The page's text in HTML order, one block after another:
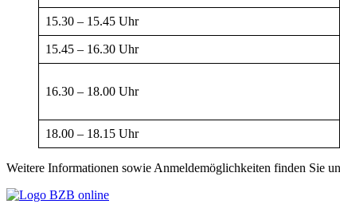
15.30 – 15.45 Uhr
15.45 – 16.30 Uhr
16.30 – 18.00 Uhr
18.00 – 18.15 Uhr
Weitere Informationen sowie Anmeldemöglichkeiten finden Sie